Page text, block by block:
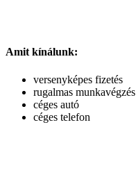
Amit kínálunk:
versenyképes fizetés
rugalmas munkavégzés
céges autó
céges telefon